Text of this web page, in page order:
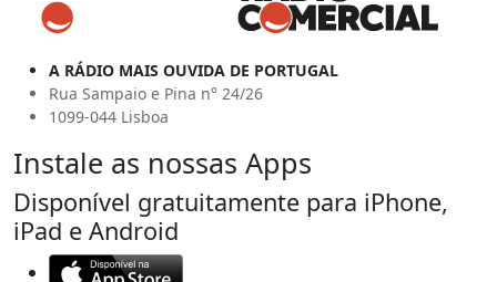
A RÁDIO MAIS OUVIDA DE PORTUGAL
Rua Sampaio e Pina n° 24/26
1099-044 Lisboa
Instale as nossas Apps
Disponível gratuitamente para iPhone,
iPad e Android